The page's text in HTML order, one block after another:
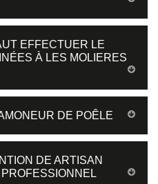
EFFECTUER LE
À LES MOLIERES
DE POÊLE
DE ARTISAN